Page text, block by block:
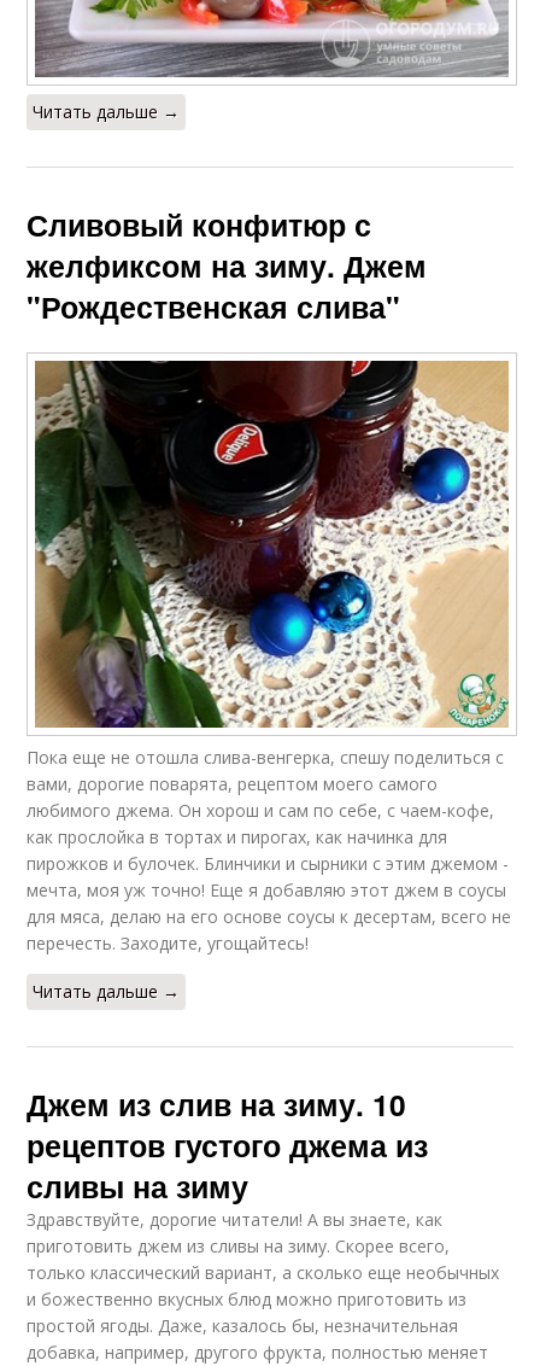
Читать дальше →
Сливовый конфитюр с
желфиксом на зиму. Джем
"Рождественская слива"
Пока еще не отошла слива-венгерка, спешу поделиться с
вами, дорогие поварята, рецептом моего самого
любимого джема. Он хорош и сам по себе, с чаем-кофе,
как прослойка в тортах и пирогах, как начинка для
пирожков и булочек. Блинчики и сырники с этим джемом -
мечта, моя уж точно! Еще я добавляю этот джем в соусы
для мяса, делаю на его основе соусы к десертам, всего не
перечесть. Заходите, угощайтесь!
Читать дальше →
Джем из слив на зиму. 10
рецептов густого джема из
сливы на зиму
Здравствуйте, дорогие читатели! А вы знаете, как
приготовить джем из сливы на зиму. Скорее всего,
только классический вариант, а сколько еще необычных
и божественно вкусных блюд можно приготовить из
простой ягоды. Даже, казалось бы, незначительная
добавка, например, другого фрукта, полностью меняет